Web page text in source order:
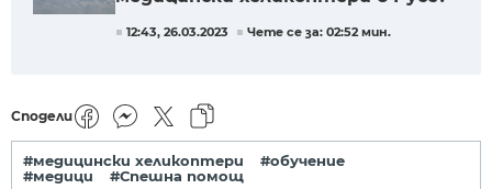
12:43, 26.03.2023 Чете се за: 02:52 мин.
Сподели
#медицински хеликоптери
#обучение
#медици
#Спешна помощ